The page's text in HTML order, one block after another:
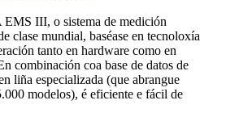
III, o sistema de medición
clase mundial, baséase en tecnoloxía
tanto en hardware como en
combinación coa base de datos de
liña especializada (que abrangue
modelos), é eficiente e fácil de